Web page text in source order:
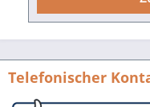
Telefonischer